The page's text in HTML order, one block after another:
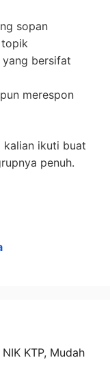
sopan
topik
bersifat
merespon
kalian ikuti buat
penuh.
KTP, Mudah